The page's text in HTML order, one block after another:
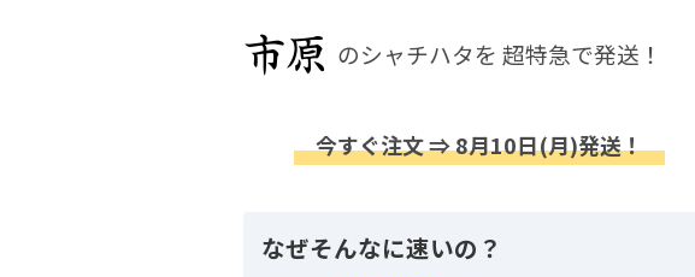
のシャチハタを 超特急で発送！
今すぐ注文 ⇒ 8月10日(月)発送！
なぜそんなに速いの？